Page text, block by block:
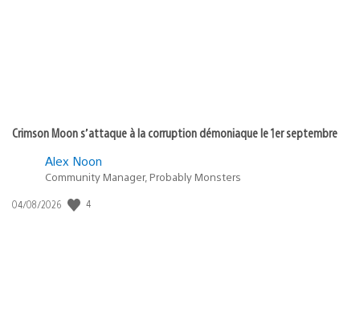
Crimson Moon s’attaque à la corruption démoniaque le 1er septembre
Alex Noon
Community Manager, Probably Monsters
Date
04/08/2026 4